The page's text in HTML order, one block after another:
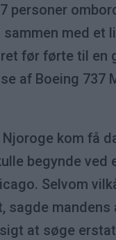
personer
sammen med et
før førte til en
af Boeing 737
kom få
begynde ved
Selvom
sagde mandens
at søge